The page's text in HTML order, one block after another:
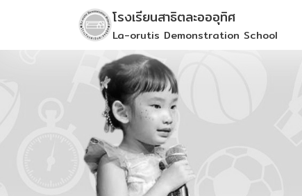
content
โรงเรียนสาธิตละอออุทิศ
La-orutis Demonstration School